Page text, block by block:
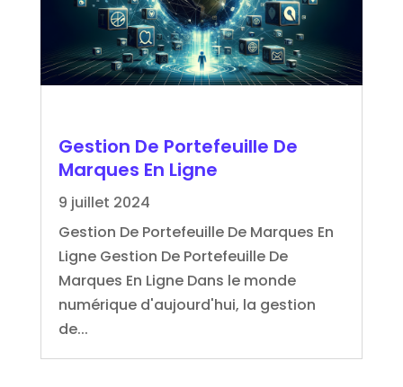
Gestion De Portefeuille De
Marques En Ligne
9 juillet 2024
Gestion De Portefeuille De Marques En
Ligne Gestion De Portefeuille De
Marques En Ligne Dans le monde
numérique d'aujourd'hui, la gestion
de...